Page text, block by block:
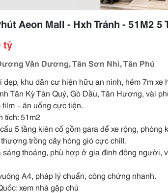
Aeon Mall - Hxh Tránh - 51M2 5
tỷ
Văn Dương, Tân Sơn Nhì, Tân Phú
đẹp, khu dân cư hiện hữu an ninh, hẻm 7m xe
Tân Kỳ Tân Quý, Gò Dầu, Tân Hương, vài
film – ăn uống cực tiện.
tích: 51m2
5 tầng kiên cố gồm gara để xe rộng,
trồng cây hóng gió cực chill.
sáng thoáng, phù hợp ở gia đình đông người,
A4, pháp lý chuẩn, công chứng nhanh.
xem nhà gặp chủ